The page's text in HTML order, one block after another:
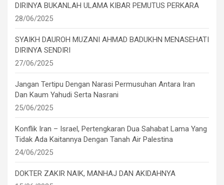
DIRINYA BUKANLAH ULAMA KIBAR PEMUTUS PERKARA
28/06/2025
SYAIKH DAUROH MUZANI AHMAD BADUKHN MENASEHATI
DIRINYA SENDIRI
27/06/2025
Jangan Tertipu Dengan Narasi Permusuhan Antara Iran
Dan Kaum Yahudi Serta Nasrani
25/06/2025
Konflik Iran – Israel, Pertengkaran Dua Sahabat Lama Yang
Tidak Ada Kaitannya Dengan Tanah Air Palestina
24/06/2025
DOKTER ZAKIR NAIK, MANHAJ DAN AKIDAHNYA